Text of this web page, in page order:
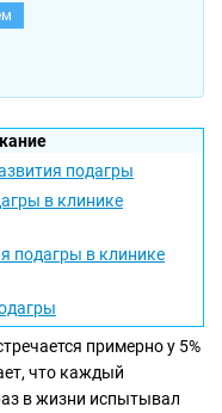
подагры
в клинике
подагры в клинике
примерно у 5%
что каждый
в жизни испытывал